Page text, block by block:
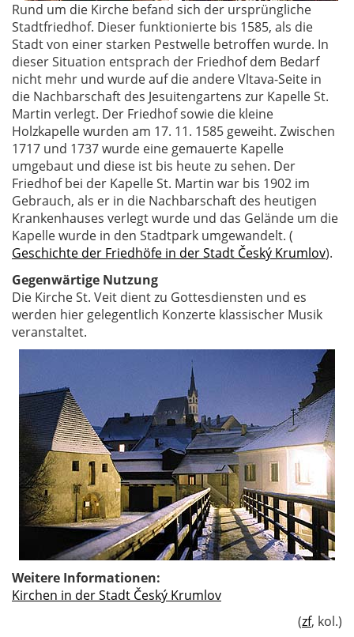
Rund um die Kirche befand sich der ursprüngliche
Stadtfriedhof. Dieser funktionierte bis 1585, als die
Stadt von einer starken Pestwelle betroffen wurde. In
dieser Situation entsprach der Friedhof dem Bedarf
nicht mehr und wurde auf die andere Vltava-Seite in
die Nachbarschaft des Jesuitengartens zur Kapelle St.
Martin verlegt. Der Friedhof sowie die kleine
Holzkapelle wurden am 17. 11. 1585 geweiht. Zwischen
1717 und 1737 wurde eine gemauerte Kapelle
umgebaut und diese ist bis heute zu sehen. Der
Friedhof bei der Kapelle St. Martin war bis 1902 im
Gebrauch, als er in die Nachbarschaft des heutigen
Krankenhauses verlegt wurde und das Gelände um die
Kapelle wurde in den Stadtpark umgewandelt. (
Geschichte der Friedhöfe in der Stadt Český Krumlov).
Gegenwärtige Nutzung
Die Kirche St. Veit dient zu Gottesdiensten und es
werden hier gelegentlich Konzerte klassischer Musik
veranstaltet.
Weitere Informationen:
Kirchen in der Stadt Český Krumlov
(zf, kol.)